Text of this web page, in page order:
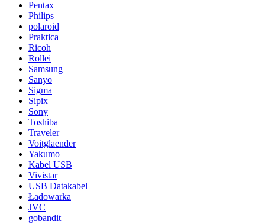
Pentax
Philips
polaroid
Praktica
Ricoh
Rollei
Samsung
Sanyo
Sigma
Sipix
Sony
Toshiba
Traveler
Voitglaender
Yakumo
Kabel USB
Vivistar
USB Datakabel
Ładowarka
JVC
gobandit